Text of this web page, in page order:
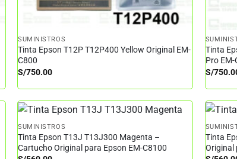
SUMINISTROS
Tinta Epson T12P T12P400 Yellow Original EM-
C800
S/750.00
Tinta
Pro EM-
S/
SUMINISTROS
Tinta Epson T13J T13J300 Magenta –
Cartucho Original para Epson EM-C8100
Tinta
Original